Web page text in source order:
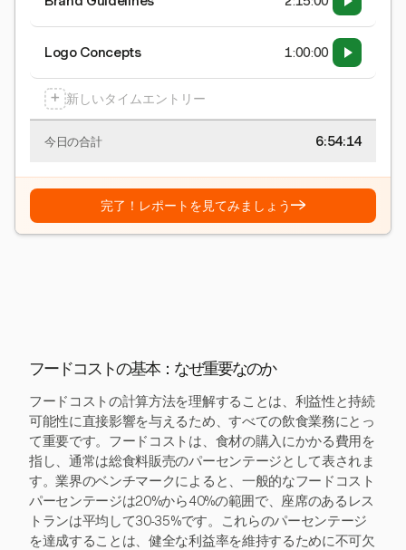
Logo Concepts 1:00:00
+ 新しいタイムエントリー
今日の合計 6:54:15
完了！レポートを見てみましょう→
フードコストの基本：なぜ重要なのか
フードコストの計算方法を理解することは、利益性と持続
可能性に直接影響を与えるため、すべての飲食業務にとっ
て重要です。フードコストは、食材の購入にかかる費用を
指し、通常は総食料販売のパーセンテージとして表されま
す。業界のベンチマークによると、一般的なフードコスト
パーセンテージは20%から40%の範囲で、座席のあるレス
トランは平均して30-35%です。これらのパーセンテージ
を達成することは、健全な利益率を維持するために不可欠